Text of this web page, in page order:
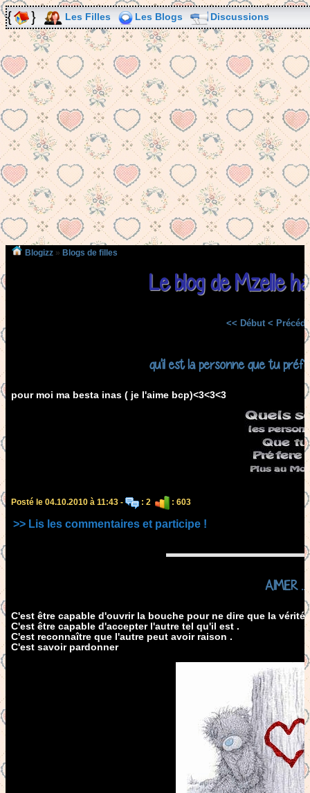
Les Filles Les Blogs Discussions
Blogizz » Blogs de filles
Le blog de Mzelle
<< Début <
qu'il est la personne que tu
pour moi ma besta inas ( je l'aime bcp)<3<3<3
Posté le 04.10.2010 à 11:43 - : 2 : 603
>> Lis les commentaires et participe !
AIMER ....
C'est être capable d'ouvrir la bouche pour ne dire que la vérité .
C'est être capable d'accepter l'autre tel qu'il est .
C'est reconnaître que l'autre peut avoir raison .
C'est savoir pardonner